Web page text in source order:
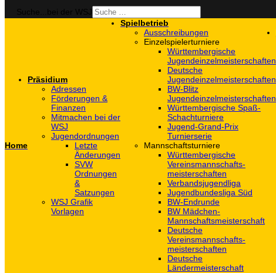
Home
Präsidium
Adressen
Förderungen &
Finanzen
Mitmachen bei der
WSJ
Jugendordnungen
Letzte
Änderungen
SVW
Ordnungen
&
Satzungen
WSJ Grafik
Vorlagen
Spielbetrieb
Ausschreibungen
Einzelspielerturniere
Württembergische
Jugendeinzelmeisterschaften
Deutsche
Jugendeinzelmeisterschaften
BW-Blitz
Jugendeinzelmeisterschaften
Württembergische Spaß-
Schachturniere
Jugend-Grand-Prix
Turnierserie
Mannschaftsturniere
Württembergische
Vereinsmannschafts-
meisterschaften
Verbandsjugendliga
Jugendbundesliga Süd
BW-Endrunde
BW Mädchen-
Mannschaftsmeisterschaft
Deutsche
Vereinsmannschafts-
meisterschaften
Deutsche
Ländermeisterschaft